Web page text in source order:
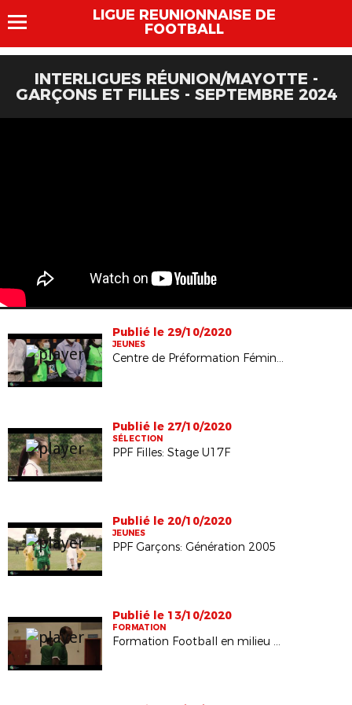
LIGUE REUNIONNAISE DE
FOOTBALL
INTERLIGUES RÉUNION/MAYOTTE -
GARÇONS ET FILLES - SEPTEMBRE 2024
Publié le 29/10/2020
JEUNES
Centre de Préformation Féminin de Football: Remise des équipements
Publié le 27/10/2020
SÉLECTION
PPF Filles: Stage U17F
Publié le 20/10/2020
JEUNES
PPF Garçons: Génération 2005
Publié le 13/10/2020
FORMATION
Formation Football en milieu scolaire ( secondaire )